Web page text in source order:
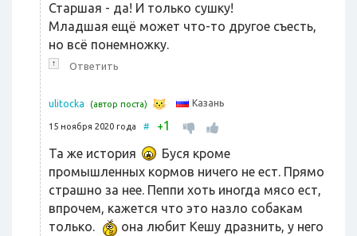
Старшая - да! И только сушку!
Младшая ещё может что-то другое съесть,
но всё понемножку.
↑ Ответить
ulitocka (автор поста) Казань
15 ноября 2020 года # +1
Та же история
Буся кроме
промышленных кормов ничего не ест. Прямо
страшно за нее. Пеппи хоть иногда мясо ест,
впрочем, кажется что это назло собакам
только.
она любит Кешу дразнить, у него